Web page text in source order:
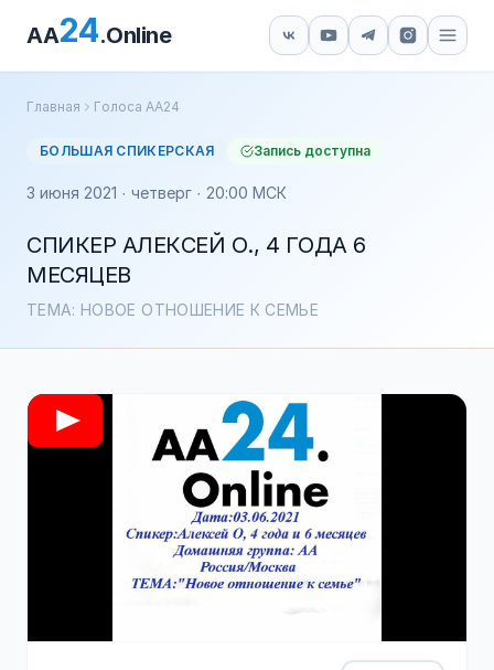
AA24.Online
Главная Голоса АА24
БОЛЬШАЯ СПИКЕРСКАЯ Запись доступна
3 июня 2021 · четверг · 20:00 МСК
СПИКЕР АЛЕКСЕЙ О., 4 ГОДА 6
МЕСЯЦЕВ
ТЕМА: НОВОЕ ОТНОШЕНИЕ К СЕМЬЕ